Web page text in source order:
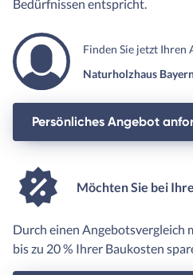
Bedürfnissen entspricht.
Finden Sie jetzt Ihren
Naturholzhaus
Persönliches Angebot
Möchten Sie bei
Durch einen Angebotsvergleich
bis zu 20 % Ihrer Baukosten